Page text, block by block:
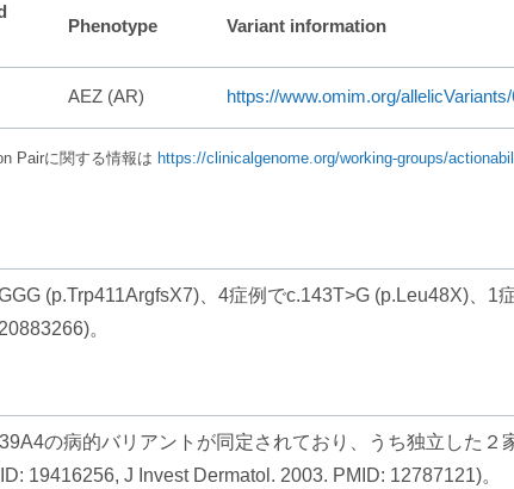
Phenotype Variant information
AEZ (AR) https://www.omim.org/
Pairに関する情報は https://clinicalgenome.org/working-groups/
(p.Trp411ArgfsX7)、4症例でc.143T>G (p.Leu48X)、1
。
の病的バリアントが同定されており、うち独立した２
19416256, J Invest Dermatol. 2003. PMID: 12787121)。